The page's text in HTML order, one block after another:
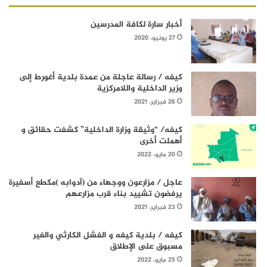
أخبار سارة لكافة المدرسين
27 يونيو، 2020
كيفه / رسالة عاجلة من عمدة بلدية أغورط إلى
وزير الداخلية واللامركزية
26 فبراير، 2021
كيفه/ “وثيقة وزارة الداخلية” كشفت حقائق و
أهملت أخرى
20 مايو، 2022
عاجل / مزارعون ووجهاء من (آدوابه )مكطع أسفيرة
يرفضون تشييد بناء قرب مزارعهم
23 فبراير، 2021
كيفه / بلدية كيفه و الفشل الكارثي والغير
مسبوق على الإطلاق
25 مايو، 2022